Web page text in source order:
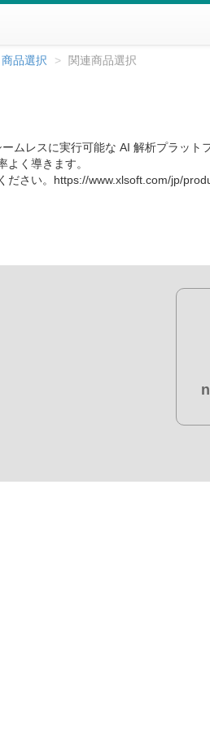
商品選択 関連商品選択
レスに実行可能な AI 解析プラット
く導きます。
ださい。https://www.xlsoft.com/jp/